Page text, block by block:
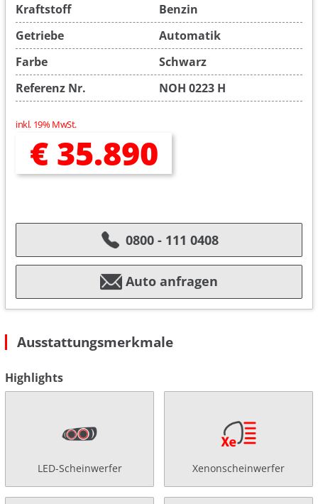
Kraftstoff
Benzin
Getriebe
Automatik
Farbe
Schwarz
Referenz Nr.
NOH 0223 H
inkl. 19% MwSt.
€ 35.890
0800 - 111 0408
Auto anfragen
Ausstattungsmerkmale
Highlights
LED-Scheinwerfer Xenonscheinwerfer